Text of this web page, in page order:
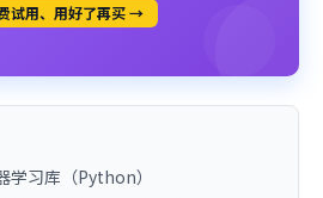
试用、用好了再买 →
学习库（Python）